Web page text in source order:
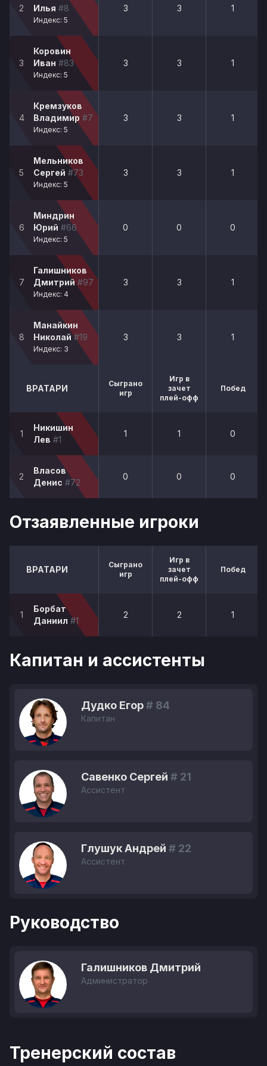
2
Илья #8
Индекс: 5
3 3 1
3
Коровин
Иван #83
Индекс: 5
3 3 1
4
Кремзуков
Владимир #79
Индекс: 5
3 3 1
5
Мельников
Сергей #73
Индекс: 5
3 3 1
6
Миндрин
Юрий #66
Индекс: 5
0 0 0
7
Галишников
Дмитрий#97
Индекс: 4
3 3 1
8
Манайкин
Николай#19
Индекс: 3
3 3 1
ВРАТАРИ
Сыграно
игр
Игр в
зачет
плей-офф
Побед
1
Никишин
Лев #1
1 1 0
2
Власов
Денис #72
0 0 0
Отзаявленные игроки
ВРАТАРИ
Сыграно
игр
Игр в
зачет
плей-офф
Побед
1
Борбат
Даниил #1
2 2 1
Капитан и ассистенты
Дудко Егор# 84
Капитан
Савенко Сергей # 21
Ассистент
Глушук Андрей # 22
Ассистент
Руководство
Галишников Дмитрий
Администратор
Тренерский состав